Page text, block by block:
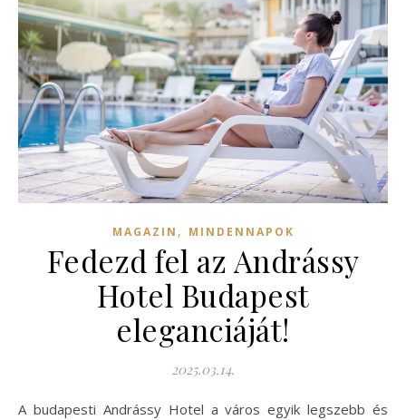
MAGAZIN , MINDENNAPOK
Fedezd fel az Andrássy
Hotel Budapest
eleganciáját!
2025.03.14.
A budapesti Andrássy Hotel a város egyik legszebb és